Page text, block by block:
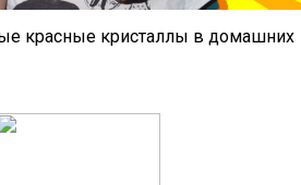
красные кристаллы в домашних